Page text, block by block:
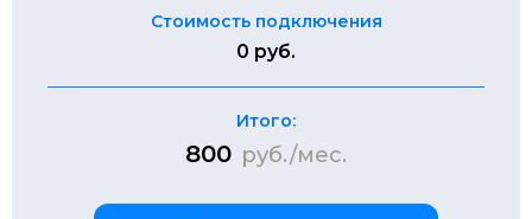
Стоимость подключения
0 руб.
Итого:
800 руб./мес.